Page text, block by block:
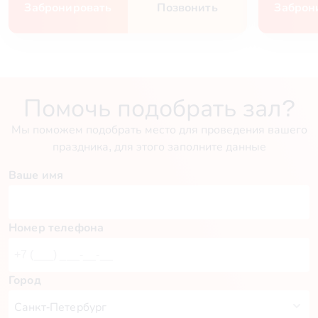
Позвонить
Помочь подобрать зал?
Мы поможем подобрать место для проведения вашего
праздника, для этого заполните данные
Ваше имя
Номер телефона
Город